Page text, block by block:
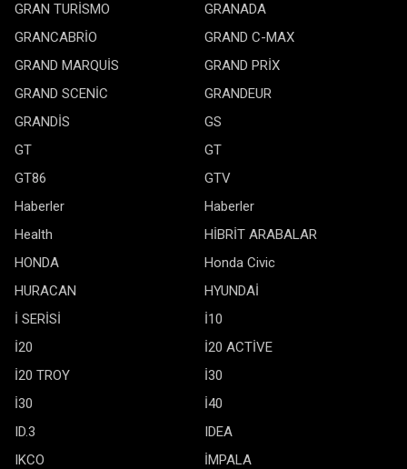
GRAN TURİSMO
GRANADA
GRANCABRİO
GRAND C-MAX
GRAND MARQUİS
GRAND PRİX
GRAND SCENİC
GRANDEUR
GRANDİS
GS
GT
GT
GT86
GTV
Haberler
Haberler
Health
HİBRİT ARABALAR
HONDA
Honda Civic
HURACAN
HYUNDAİ
İ SERİSİ
İ10
İ20
İ20 ACTİVE
İ20 TROY
İ30
İ30
İ40
ID.3
IDEA
IKCO
İMPALA